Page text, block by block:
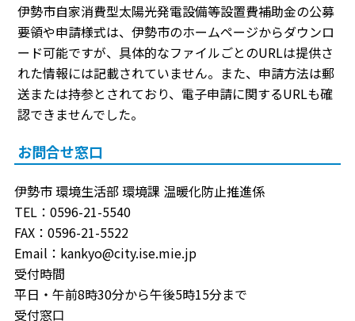
伊勢市自家消費型太陽光発電設備等設置費補助金の公募
要領や申請様式は、伊勢市のホームページからダウンロ
ード可能ですが、具体的なファイルごとのURLは提供さ
れた情報には記載されていません。また、申請方法は郵
送または持参とされており、電子申請に関するURLも確
認できませんでした。
お問合せ窓口
伊勢市 環境生活部 環境課 温暖化防止推進係
TEL：0596-21-5540
FAX：0596-21-5522
Email：kankyo@city.ise.mie.jp
受付時間
平日・午前8時30分から午後5時15分まで
受付窓口